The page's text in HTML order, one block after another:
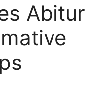
Abitur